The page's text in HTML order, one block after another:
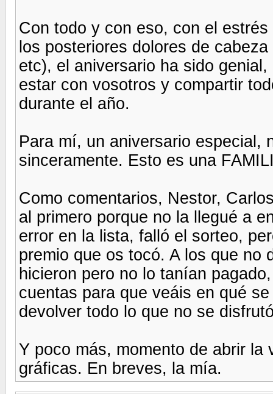
Con todo y con eso, con el
los posteriores dolores de
etc), el aniversario ha sido
estar con vosotros y compartir
durante el año.
Para mí, un aniversario especial,
sinceramente. Esto es una
Como comentarios, Nestor,
al primero porque no la llegué a
error en la lista, falló el sorteo,
premio que os tocó. A los que no
hicieron pero no lo tanían
cuentas para que veáis en qué
devolver todo lo que no se
Y poco más, momento de abrir
gráficas. En breves, la mía.